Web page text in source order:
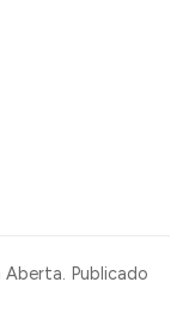
Aberta. Publicado